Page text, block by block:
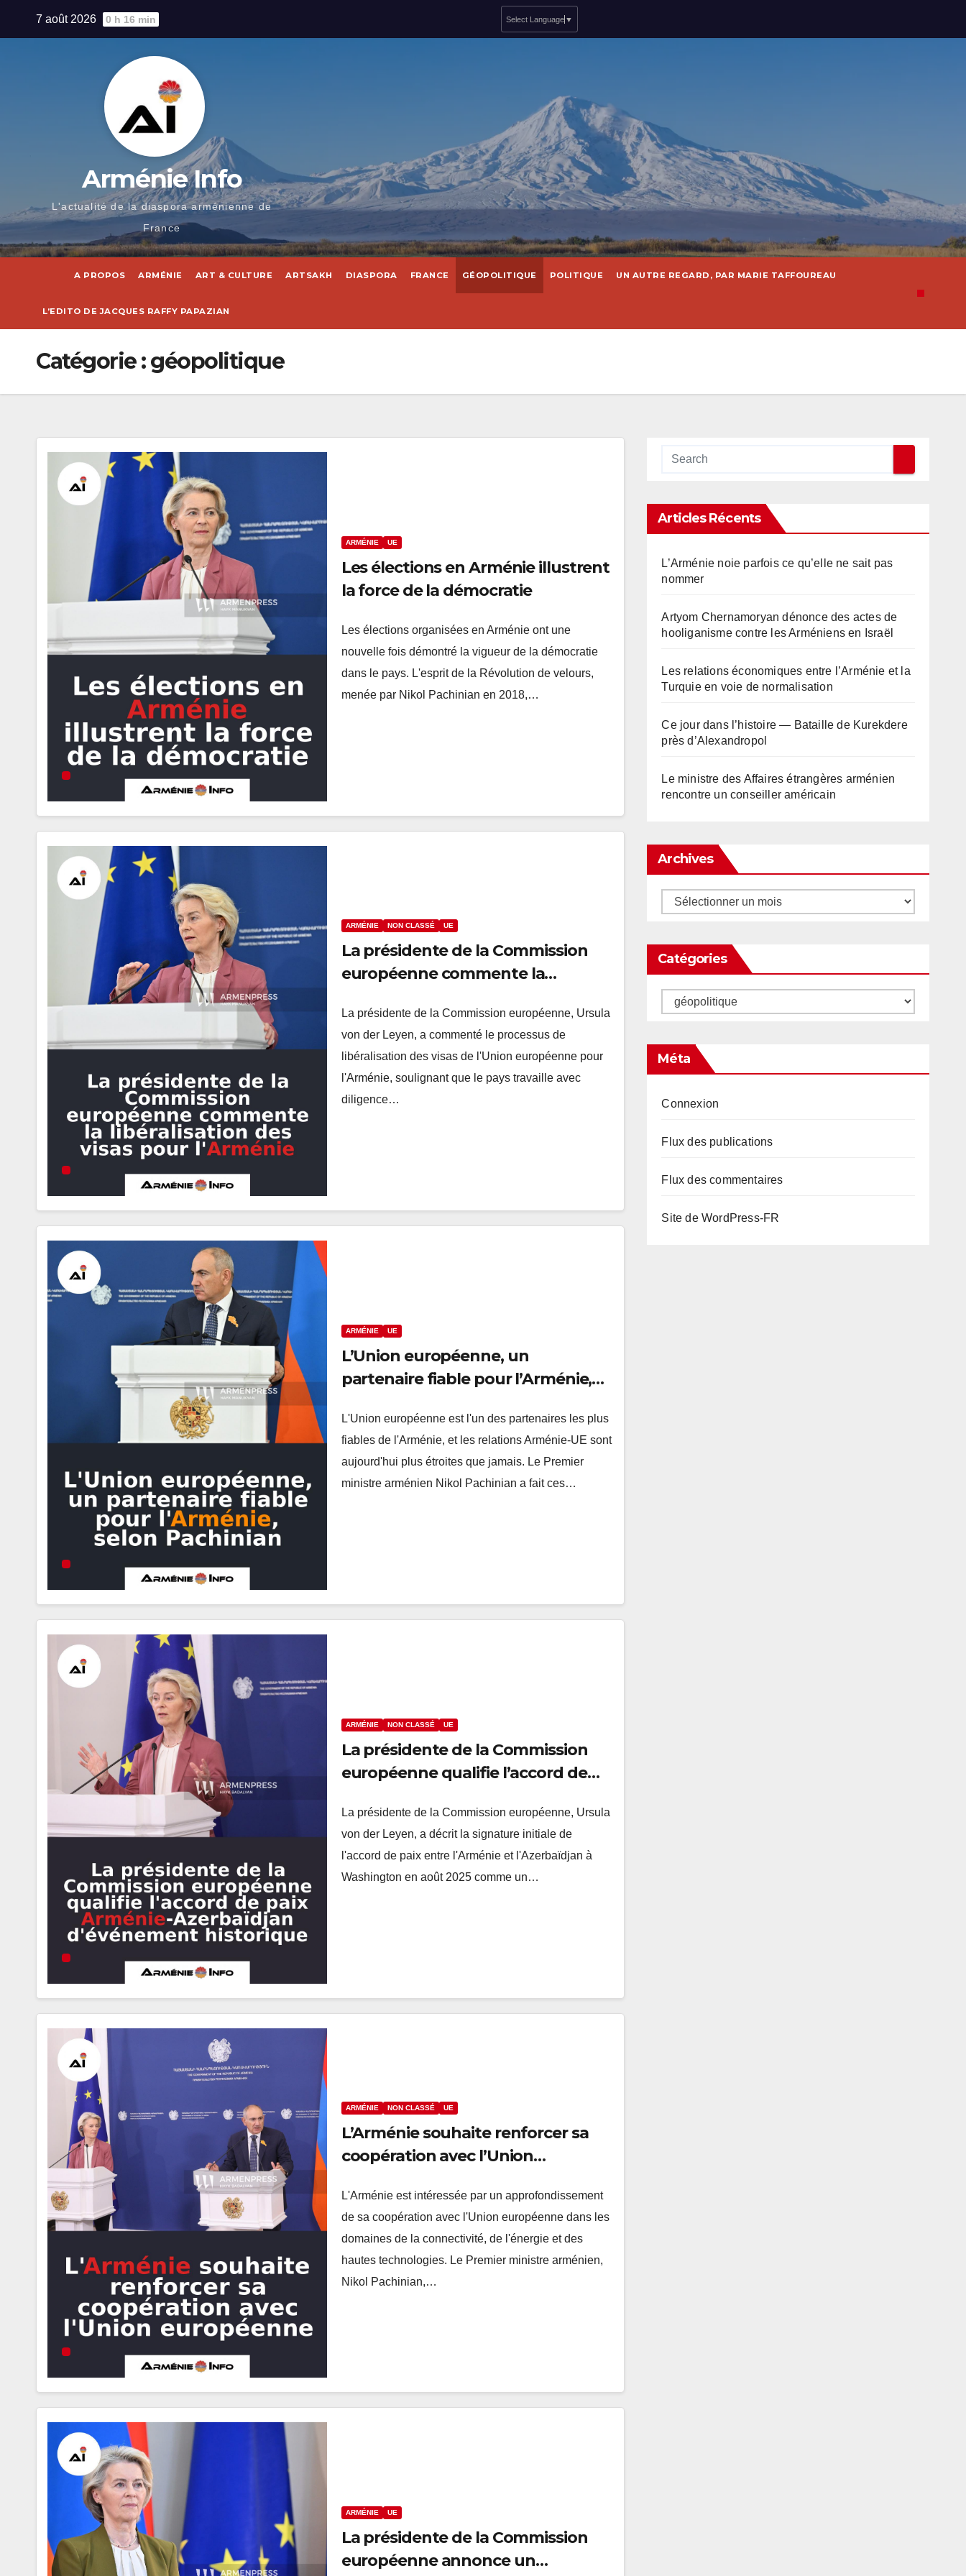
7 août 2026 0 h 16 min Select Language ▼
Arménie Info
L'actualité de la diaspora arménienne de
France
A PROPOS ARMÉNIE ART & CULTURE ARTSAKH DIASPORA FRANCE GÉOPOLITIQUE POLITIQUE UN AUTRE REGARD, PAR MARIE TAFFOUREAU
L’EDITO DE JACQUES RAFFY PAPAZIAN
Catégorie :géopolitique
ARMÉNIE UE
Les élections en Arménie illustrent
la force de la démocratie
Les élections organisées en Arménie ont une
nouvelle fois démontré la vigueur de la démocratie
dans le pays. L'esprit de la Révolution de velours,
menée par Nikol Pachinian en 2018,…
ARMÉNIE NON CLASSÉ UE
La présidente de la Commission
européenne commente la
l’Arménie
La présidente de la Commission européenne, Ursula
von der Leyen, a commenté le processus de
libéralisation des visas de l'Union européenne pour
l'Arménie, soulignant que le pays travaille avec
diligence…
ARMÉNIE UE
L’Union européenne, un
partenaire fiable pour l’Arménie,
L'Union européenne est l'un des partenaires les plus
fiables de l'Arménie, et les relations Arménie-UE sont
aujourd'hui plus étroites que jamais. Le Premier
ministre arménien Nikol Pachinian a fait ces…
ARMÉNIE NON CLASSÉ UE
La présidente de la Commission
européenne qualifie l’accord de
d’événement historique
La présidente de la Commission européenne, Ursula
von der Leyen, a décrit la signature initiale de
l'accord de paix entre l'Arménie et l'Azerbaïdjan à
Washington en août 2025 comme un…
ARMÉNIE NON CLASSÉ UE
L’Arménie souhaite renforcer sa
coopération avec l’Union
L'Arménie est intéressée par un approfondissement
de sa coopération avec l'Union européenne dans les
domaines de la connectivité, de l'énergie et des
hautes technologies. Le Premier ministre arménien,
Nikol Pachinian,…
ARMÉNIE UE
La présidente de la Commission
européenne annonce un
Articles Récents
L’Arménie noie parfois ce qu’elle ne sait pas
nommer
Artyom Chernamoryan dénonce des actes de
hooliganisme contre les Arméniens en Israël
Les relations économiques entre l’Arménie et la
Turquie en voie de normalisation
Ce jour dans l’histoire — Bataille de Kurekdere
près d’Alexandropol
Le ministre des Affaires étrangères arménien
rencontre un conseiller américain
Archives
Archives
Catégories
Catégories
Méta
Connexion
Flux des publications
Flux des commentaires
Site de WordPress-FR